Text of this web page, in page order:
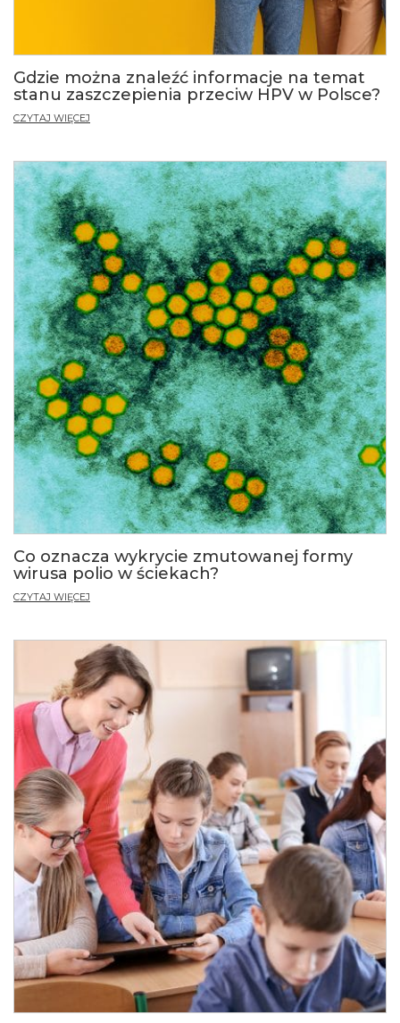
Gdzie można znaleźć informacje na temat
stanu zaszczepienia przeciw HPV w Polsce?
CZYTAJ WIĘCEJ
Co oznacza wykrycie zmutowanej formy
wirusa polio w ściekach?
CZYTAJ WIĘCEJ